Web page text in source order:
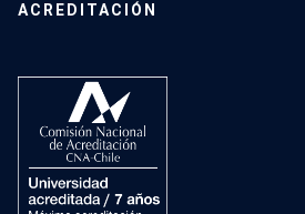
ACREDITACIÓN